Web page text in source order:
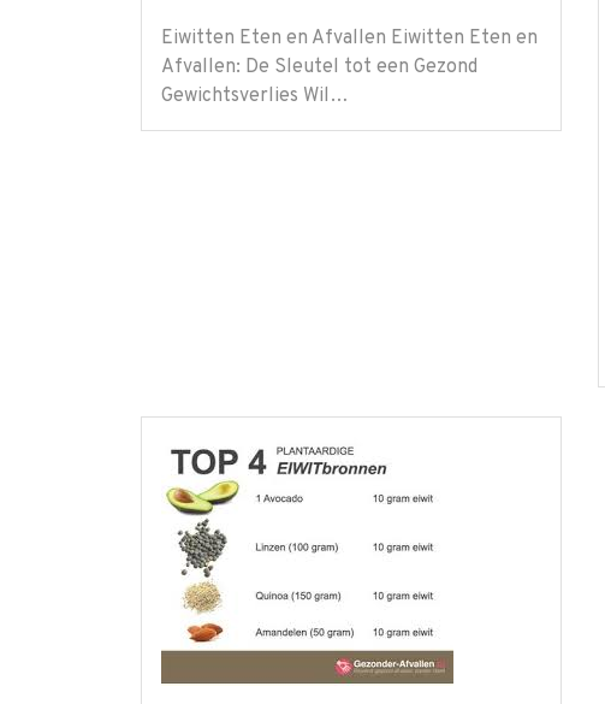
Eiwitten Eten en Afvallen Eiwitten Eten en
Afvallen: De Sleutel tot een Gezond
Gewichtsverlies Wil…